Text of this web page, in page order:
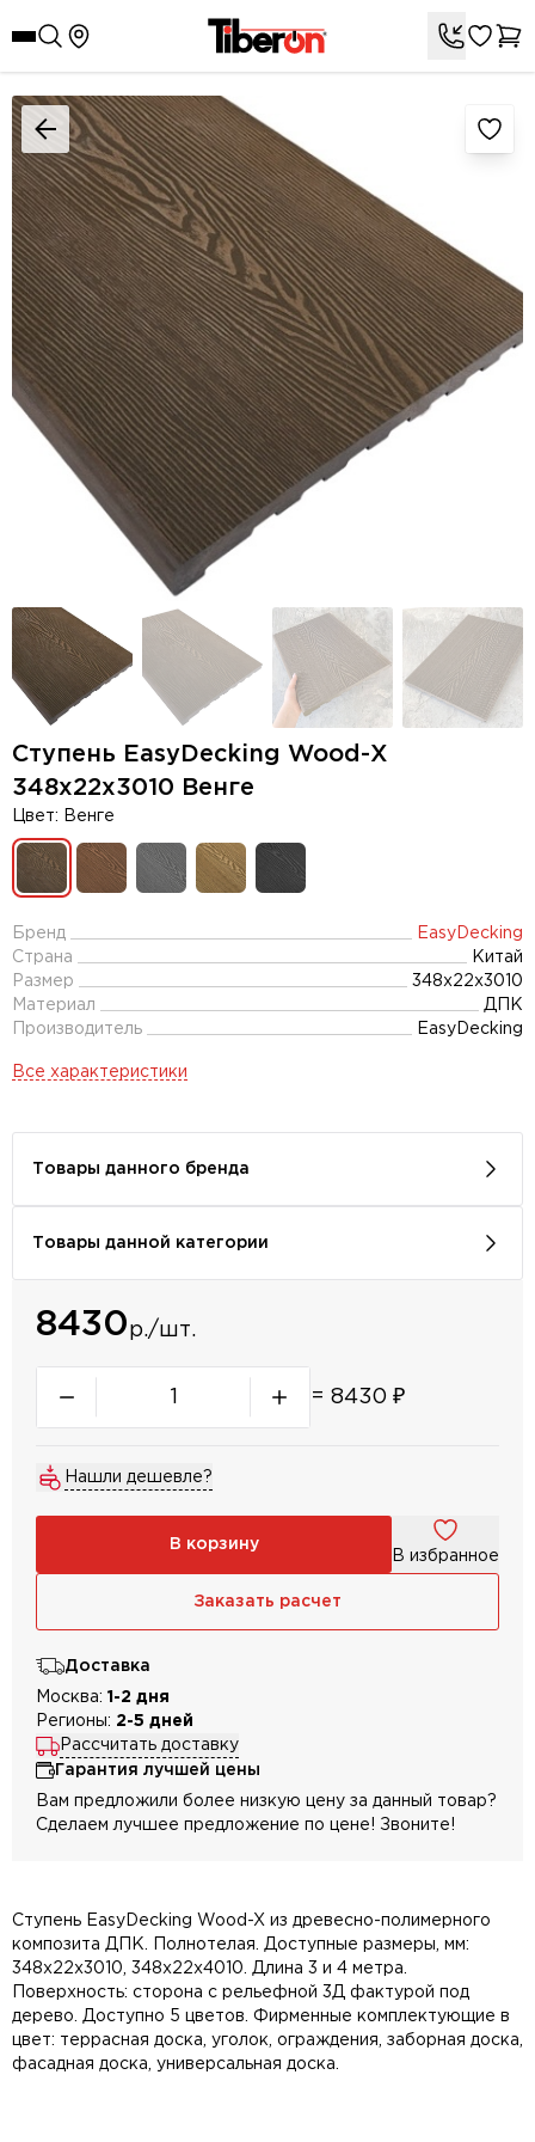
Ступень EasyDecking Wood-Х
348х22х3010 Венге
Цвет: Венге
Бренд
EasyDecking
Страна
Китай
Размер
348х22х3010
Материал
ДПК
Производитель
EasyDecking
Все характеристики
Товары данного бренда
Товары данной категории
8430р./шт.
= 8430 ₽
Нашли дешевле?
В корзину
В избранное
Заказать расчет
Доставка
Москва: 1-2 дня
Регионы: 2-5 дней
Рассчитать доставку
Гарантия лучшей цены
Вам предложили более низкую цену за данный товар?
Сделаем лучшее предложение по цене! Звоните!
Ступень EasyDecking Wood-X из древесно-полимерного
композита ДПК. Полнотелая. Доступные размеры, мм:
348х22х3010, 348х22х4010. Длина 3 и 4 метра.
Поверхность: сторона с рельефной 3Д фактурой под
дерево. Доступно 5 цветов. Фирменные комплектующие в
цвет: террасная доска, уголок, ограждения, заборная доска,
фасадная доска, универсальная доска.